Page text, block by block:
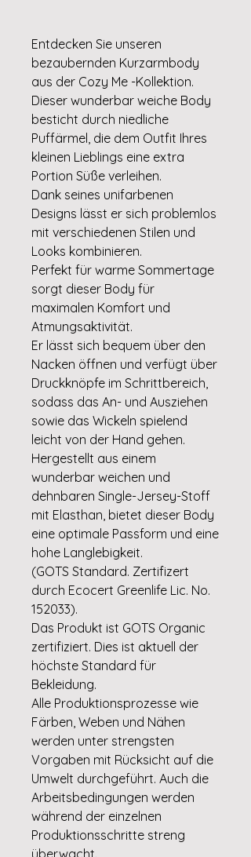
Entdecken Sie unseren
bezaubernden Kurzarmbody
aus der Cozy Me -Kollektion.
Dieser wunderbar weiche Body
besticht durch niedliche
Puffärmel, die dem Outfit Ihres
kleinen Lieblings eine extra
Portion Süße verleihen.
Dank seines unifarbenen
Designs lässt er sich problemlos
mit verschiedenen Stilen und
Looks kombinieren.
Perfekt für warme Sommertage
sorgt dieser Body für
maximalen Komfort und
Atmungsaktivität.
Er lässt sich bequem über den
Nacken öffnen und verfügt über
Druckknöpfe im Schrittbereich,
sodass das An- und Ausziehen
sowie das Wickeln spielend
leicht von der Hand gehen.
Hergestellt aus einem
wunderbar weichen und
dehnbaren Single-Jersey-Stoff
mit Elasthan, bietet dieser Body
eine optimale Passform und eine
hohe Langlebigkeit.
(GOTS Standard. Zertifizert
durch Ecocert Greenlife Lic. No.
152033).
Das Produkt ist GOTS Organic
zertifiziert. Dies ist aktuell der
höchste Standard für
Bekleidung.
Alle Produktionsprozesse wie
Färben, Weben und Nähen
werden unter strengsten
Vorgaben mit Rücksicht auf die
Umwelt durchgeführt. Auch die
Arbeitsbedingungen werden
während der einzelnen
Produktionsschritte streng
überwacht.